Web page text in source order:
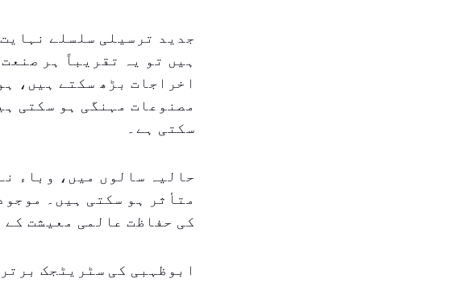
جدید ترسیلی سلسلے
ہیں تو یہ تقریباً ہر
اخراجات بڑھ سکتے ہیں،
مصنوعات مہنگی ہو سکتی
سکتی ہے۔
حالیہ سالوں میں، وباء
متأثر ہو سکتی ہیں۔
کی حفاظت عالمی معیشت کے
ابوظہبی کی سٹریٹجک